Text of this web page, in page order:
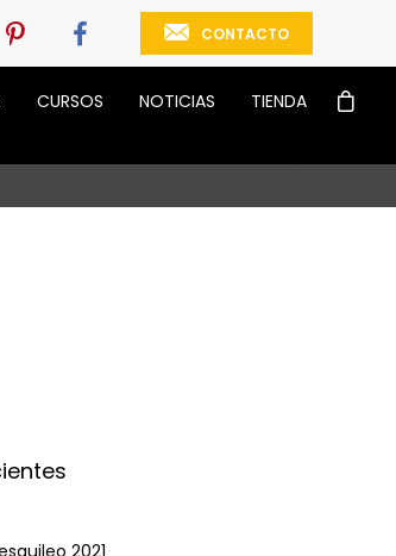
CONTACTO
CURSOS NOTICIAS TIENDA
2021